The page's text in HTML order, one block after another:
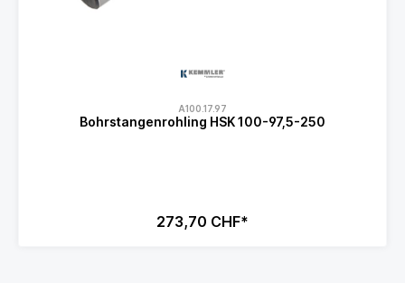
A100.17.97
Bohrstangenrohling HSK 100-97,5-250
273,70 CHF*